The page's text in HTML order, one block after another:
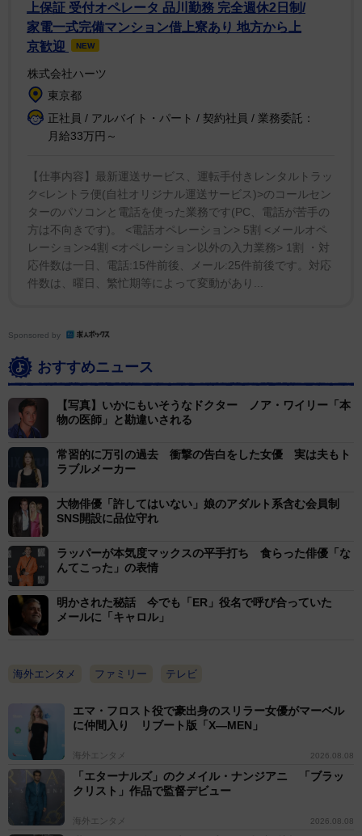
上保証 受付オペレータ 品川勤務 完全週休2日制/
家電一式完備マンション借上寮あり 地方から上
京歓迎
NEW
株式会社ハーツ
東京都
正社員 / アルバイト・パート / 契約社員 / 業務委託：
月給33万円～
【仕事内容】最新運送サービス、運転手付きレンタルトラッ
ク<レントラ便(自社オリジナル運送サービス)>のコールセン
ターのパソコンと電話を使った業務です(PC、電話が苦手の
方は不向きです)。 <電話オペレーション> 5割 <メールオペ
レーション>4割 <オペレーション以外の入力業務> 1割 ・対
応件数は一日、電話:15件前後、メール:25件前後です。対応
件数は、曜日、繁忙期等によって変動があり...
Sponsored by
おすすめニュース
【写真】いかにもいそうなドクター ノア・ワイリー「本
物の医師」と勘違いされる
常習的に万引の過去 衝撃の告白をした女優 実は夫もト
ラブルメーカー
大物俳優「許してはいない」娘のアダルト系含む会員制
SNS開設に品位守れ
ラッパーが本気度マックスの平手打ち 食らった俳優「な
んてこった」の表情
明かされた秘話 今でも「ER」役名で呼び合っていた
メールに「キャロル」
海外エンタメ ファミリー テレビ
エマ・フロスト役で豪出身のスリラー女優がマーベル
に仲間入り リブート版「X―MEN」
海外エンタメ 2026.08.08
「エターナルズ」のクメイル・ナンジアニ 「ブラッ
クリスト」作品で監督デビュー
海外エンタメ 2026.08.08